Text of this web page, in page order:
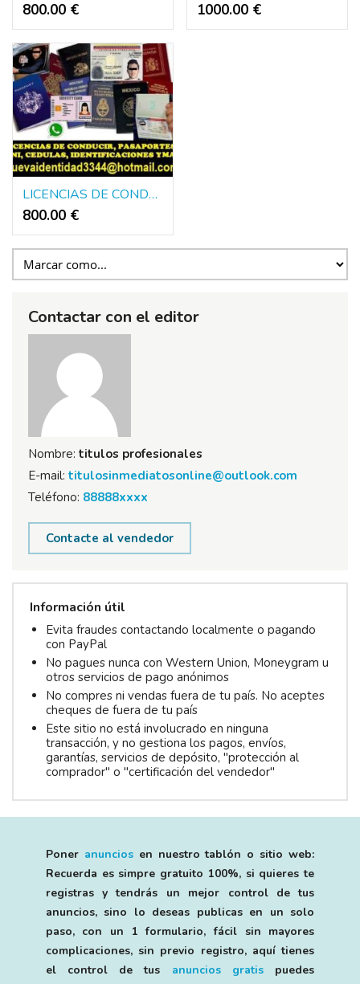
800.00 € 1000.00 €
LICENCIAS DE CONDUCIR, DNI, PASAPORTES Y MAS
800.00 €
Contactar con el editor
Nombre: titulos profesionales
E-mail: titulosinmediatosonline@outlook.com
Teléfono: 88888xxxx
Contacte al vendedor
Información útil
Evita fraudes contactando localmente o pagando
con PayPal
No pagues nunca con Western Union, Moneygram u
otros servicios de pago anónimos
No compres ni vendas fuera de tu país. No aceptes
cheques de fuera de tu país
Este sitio no está involucrado en ninguna
transacción, y no gestiona los pagos, envíos,
garantías, servicios de depósito, "protección al
comprador" o "certificación del vendedor"
Poner anunciosen nuestro tablón o sitio web:
Recuerda es simpre gratuito 100%, si quieres te
registras y tendrás un mejor control de tus
anuncios, sino lo deseas publicas en un solo
paso, con un 1 formulario, fácil sin mayores
complicaciones, sin previo registro, aquí tienes
el control de tus anuncios gratispuedes